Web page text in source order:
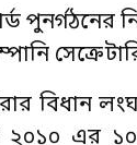
বিধান
এর